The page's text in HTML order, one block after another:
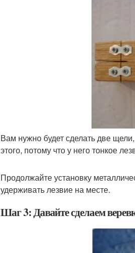
Вам нужно будет сделать две
этого, потому что у него тонкое
Продолжайте установку
удерживать лезвие на месте.
Шаг 3: Давайте сделаем